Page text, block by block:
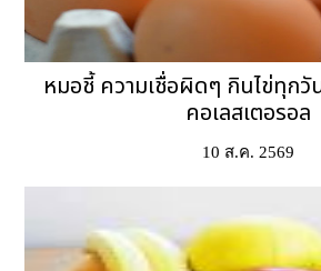
หมอชี้ ความเชื่อผิดๆ กินไข่ทุกวั
คอเลสเตอรอล
10 ส.ค. 2569